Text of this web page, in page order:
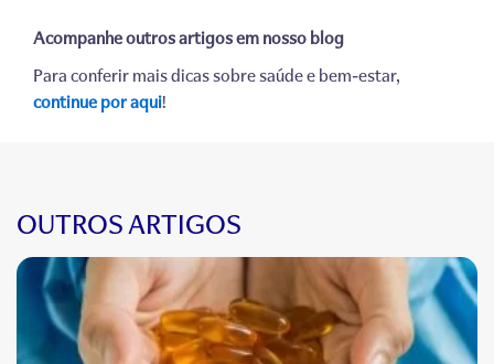
Acompanhe outros artigos em nosso blog
Para conferir mais dicas sobre saúde e bem-estar,
continue por aqui!
OUTROS ARTIGOS